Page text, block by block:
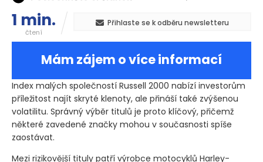
1 min.
čtení
Přihlaste se k odběru newsletteru
Mám zájem o více informací
Index malých společností Russell 2000 nabízí investorům
příležitost najít skryté klenoty, ale přináší také zvýšenou
volatilitu. Správný výběr titulů je proto klíčový, přičemž
některé zavedené značky mohou v současnosti spíše
zaostávat.
Mezi rizikovější tituly patří výrobce motocyklů Harley-